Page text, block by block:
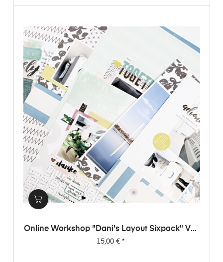
Online Workshop "Dani's Layout Sixpack" Vol.
3
Preis
15,00 €*